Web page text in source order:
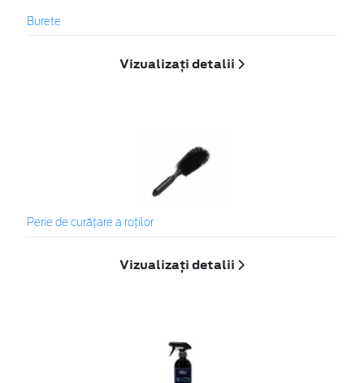
Burete
Vizualizați detalii
Perie de curățare a roților
Vizualizați detalii